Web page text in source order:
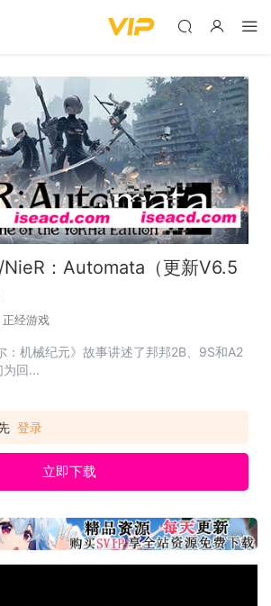
NieR：Automata（更新V6.5
正经游戏
：机械纪元》故事讲述了邦邦2B、9S和A2
为回...
登录
立即下载